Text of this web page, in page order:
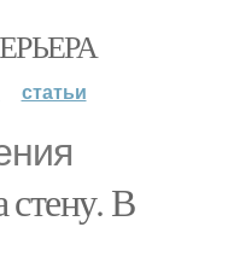
статьи
стену. В